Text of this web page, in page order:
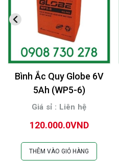
Bình Ắc Quy Globe 6V
5Ah (WP5-6)
Giá sỉ : Liên hệ
120.000.0VND
THÊM VÀO GIỎ HÀNG